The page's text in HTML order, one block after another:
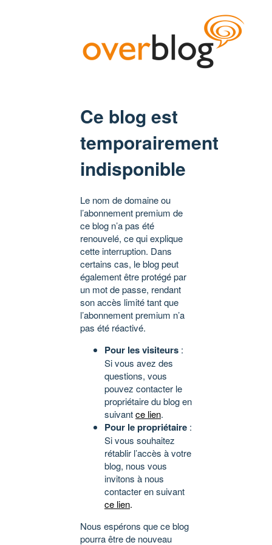
Ce blog est
temporairement
indisponible
Le nom de domaine ou
l’abonnement premium de
ce blog n’a pas été
renouvelé, ce qui explique
cette interruption. Dans
certains cas, le blog peut
également être protégé par
un mot de passe, rendant
son accès limité tant que
l’abonnement premium n’a
pas été réactivé.
Pour les visiteurs :
Si vous avez des
questions, vous
pouvez contacter le
propriétaire du blog en
suivantce lien.
Pour le propriétaire :
Si vous souhaitez
rétablir l’accès à votre
blog, nous vous
invitons à nous
contacter en suivant
ce lien.
Nous espérons que ce blog
pourra être de nouveau